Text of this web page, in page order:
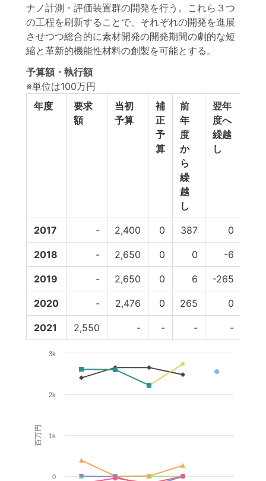
ナノ計測・評価装置群の開発を行う。これら３つ
の工程を刷新することで、それぞれの開発を進展
させつつ総合的に素材開発の開発期間の劇的な短
縮と革新的機能性材料の創製を可能とする。
予算額・執行額
※単位は100万円
年度
要求
額
当初
予算
補
正
予
算
前
年
度
か
ら
繰
越
し
翌年
度へ
繰越
し
2017 - 2,400 0 387 0
2018 - 2,650 0 0 -6
2019 - 2,650 0 6 -265
2020 - 2,476 0 265 0
2021 2,550 - - - -
百万円
0
1k
2k
3k